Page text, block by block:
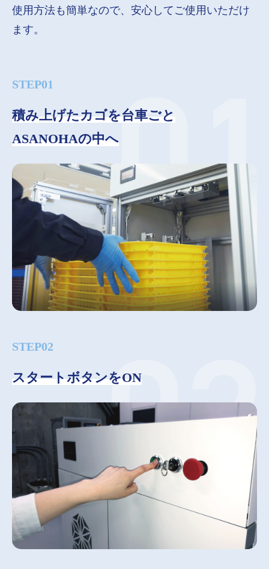
使用方法も簡単なので、安心してご使用いただけ
ます。
STEP01
積み上げたカゴを台車ごと
ASANOHAの中へ
STEP02
スタートボタンをON